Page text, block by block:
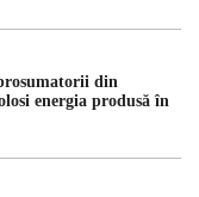
din
energia produsă în